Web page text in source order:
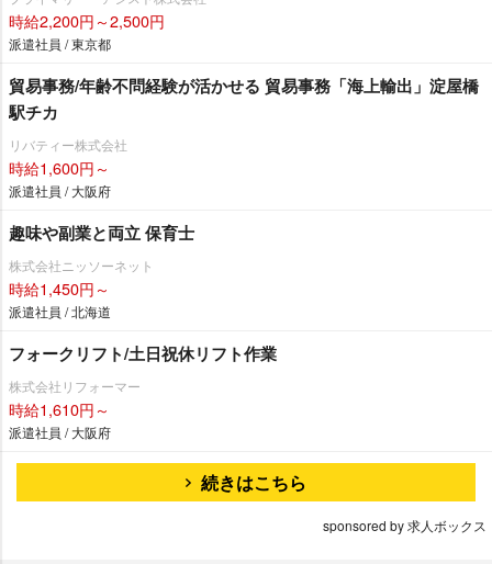
時給2,200円～2,500円
派遣社員 / 東京都
貿易事務/年齢不問経験が活かせる 貿易事務「海上輸出」淀屋橋
駅チカ
リバティー株式会社
時給1,600円～
派遣社員 / 大阪府
趣味や副業と両立 保育士
株式会社ニッソーネット
時給1,450円～
派遣社員 / 北海道
フォークリフト/土日祝休リフト作業
株式会社リフォーマー
時給1,610円～
派遣社員 / 大阪府
続きはこちら
sponsored by 求人ボックス